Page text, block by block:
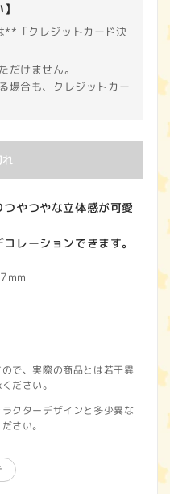
**「クレジットカード決
だけません。
場合も、クレジットカー
やつやな立体感が可愛
レーションできます。
で、実際の商品とは若干異
ださい。
クターデザインと多少異な
さい。